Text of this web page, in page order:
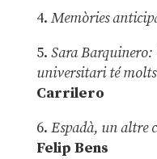
4. Memòries
5. Sara Barquinero:
universitari té molts
Carrilero
6. Espadà, un altre
Felip Bens